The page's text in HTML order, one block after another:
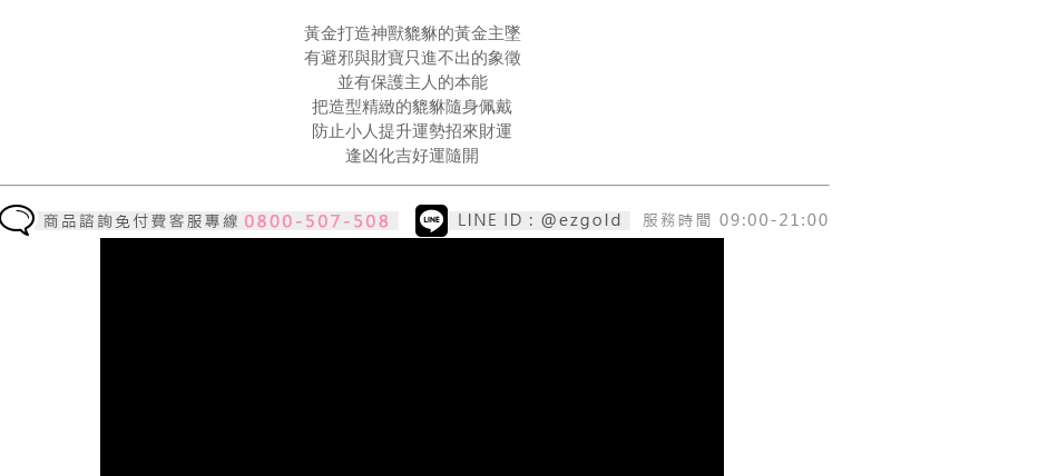
黃金打造神獸貔貅的黃金主墜
有避邪與財寶只進不出的象徵
並有保護主人的本能
把造型精緻的貔貅隨身佩戴
防止小人提升運勢招來財運
逢凶化吉好運隨開